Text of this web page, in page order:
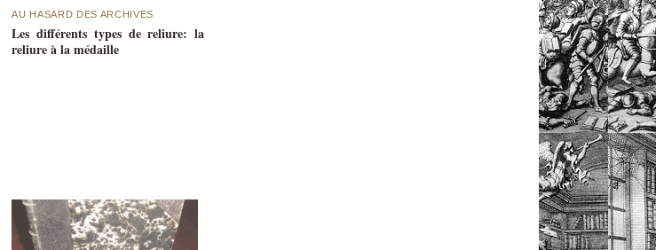
AU HASARD DES ARCHIVES
Les différents types de reliure: la
reliure à la médaille